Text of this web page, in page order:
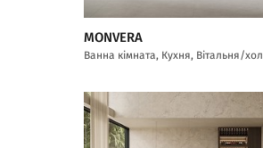
MONVERA
Ванна кімната, Кухня, Вітальня/хол